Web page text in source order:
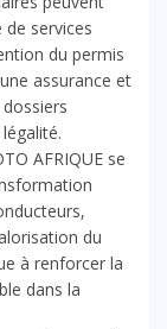
services
du permis
assurance et
AFRIQUE se
du
à renforcer la
dans la